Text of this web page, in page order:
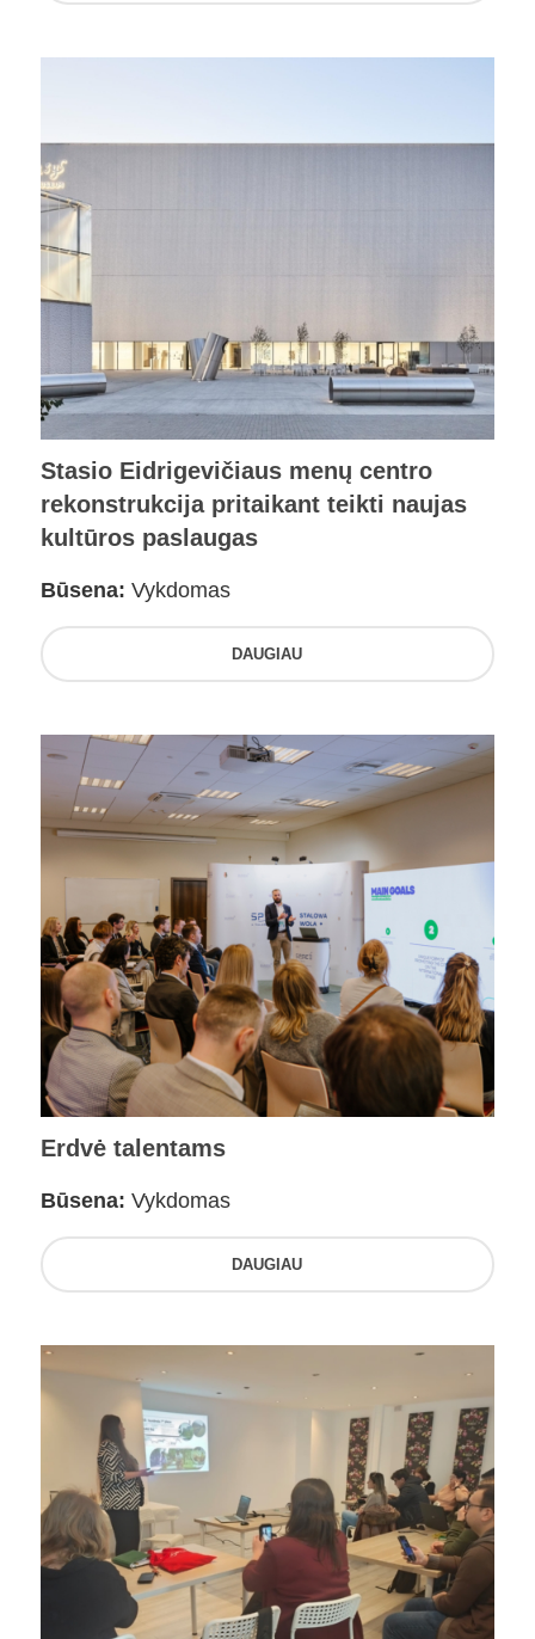
Stasio Eidrigevičiaus menų centro
rekonstrukcija pritaikant teikti naujas
kultūros paslaugas
Būsena: Vykdomas
DAUGIAU
Erdvė talentams
Būsena: Vykdomas
DAUGIAU